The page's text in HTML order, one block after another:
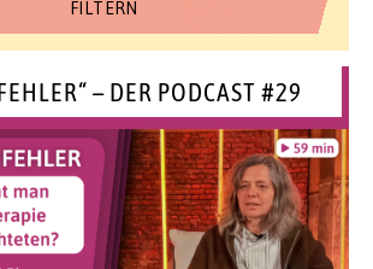
– DER PODCAST #29